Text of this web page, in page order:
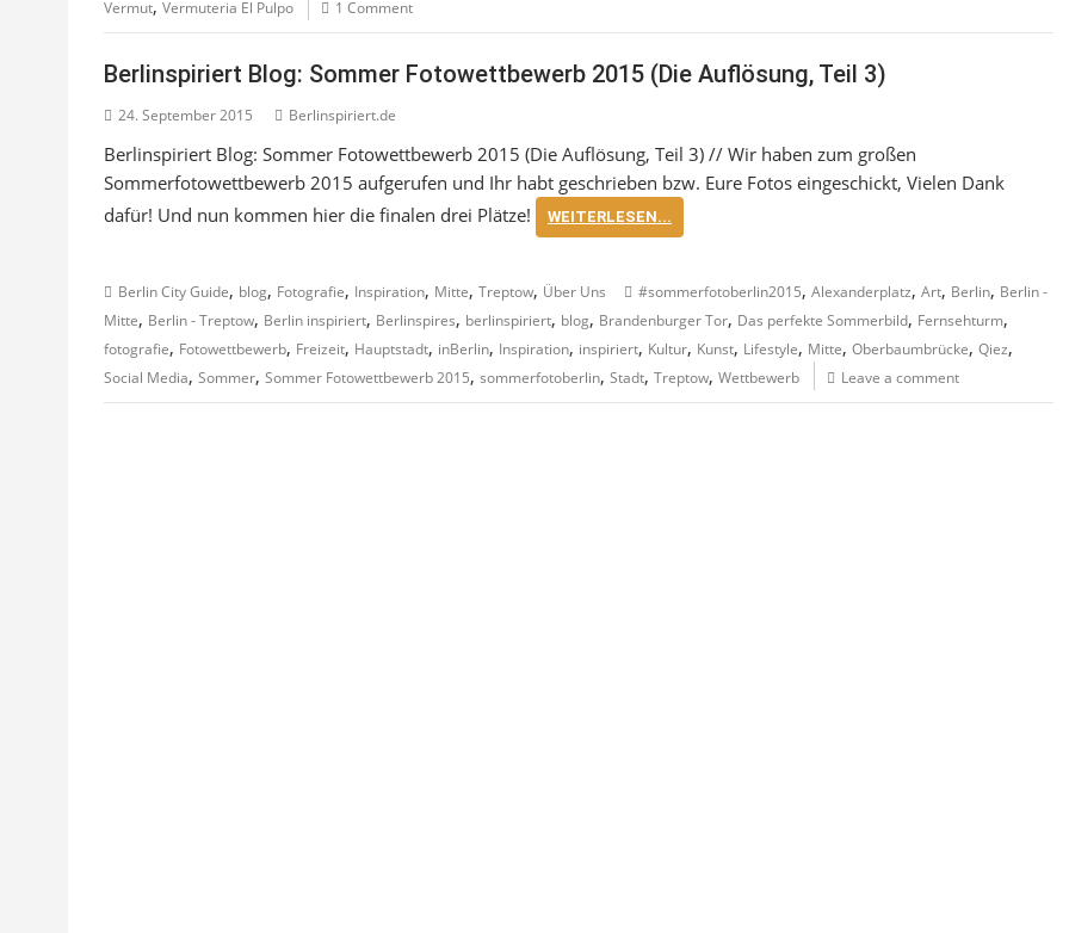
Vermut, Vermuteria El Pulpo 1 Comment
Berlinspiriert Blog: Sommer Fotowettbewerb 2015 (Die Auflösung, Teil 3)
24. September 2015 Berlinspiriert.de
Berlinspiriert Blog: Sommer Fotowettbewerb 2015 (Die Auflösung, Teil 3) // Wir haben zum großen
Sommerfotowettbewerb 2015 aufgerufen und Ihr habt geschrieben bzw. Eure Fotos eingeschickt, Vielen Dank
dafür! Und nun kommen hier die finalen drei Plätze! WEITERLESEN...
Berlin City Guide, blog, Fotografie, Inspiration, Mitte, Treptow, Über Uns #sommerfotoberlin2015, Alexanderplatz, Art, Berlin, Berlin -
Mitte, Berlin - Treptow, Berlin inspiriert, Berlinspires, berlinspiriert, blog, Brandenburger Tor, Das perfekte Sommerbild, Fernsehturm,
fotografie, Fotowettbewerb, Freizeit, Hauptstadt, inBerlin, Inspiration, inspiriert, Kultur, Kunst, Lifestyle, Mitte, Oberbaumbrücke, Qiez,
Social Media, Sommer, Sommer Fotowettbewerb 2015, sommerfotoberlin, Stadt, Treptow, Wettbewerb Leave a comment